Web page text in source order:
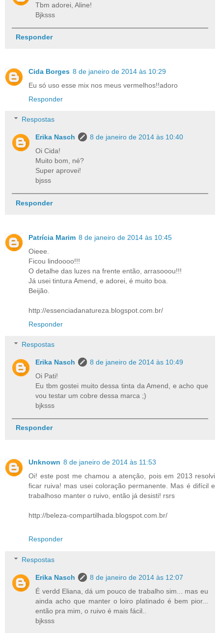
Tbm adorei, Aline!
Bjksss
Responder
Cida Borges 8 de janeiro de 2014 às 10:29
Eu só uso esse mix nos meus vermelhos!!adoro
Responder
Respostas
Erika Nasch
8 de janeiro de 2014 às 10:40
Oi Cida!
Muito bom, né?
Super aprovei!
bjsss
Responder
Patrícia Marim 8 de janeiro de 2014 às 10:45
Oieee.
Ficou lindoooo!!!
O detalhe das luzes na frente então, arrasooou!!!
Já usei tintura Amend, e adorei, é muito boa.
Beijão.
http://essenciadanatureza.blogspot.com.br/
Responder
Respostas
Erika Nasch
8 de janeiro de 2014 às 10:49
Oi Pati!
Eu tbm gostei muito dessa tinta da Amend, e acho que
vou testar um cobre dessa marca ;)
bjksss
Responder
Unknown 8 de janeiro de 2014 às 11:53
Oi! este post me chamou a atenção, pois em 2013 resolvi
ficar ruiva! mas usei coloração permanente. Mas é difícil e
trabalhoso manter o ruivo, então já desisti! rsrs
http://beleza-compartilhada.blogspot.com.br/
Responder
Respostas
Erika Nasch
8 de janeiro de 2014 às 12:07
É verdd Eliana, dá um pouco de trabalho sim... mas eu
ainda acho que manter o loiro platinado é bem pior...
então pra mim, o ruivo é mais fácil..
bjksss